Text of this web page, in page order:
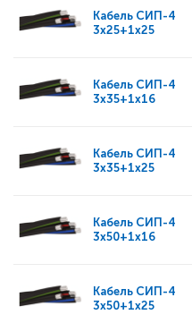
Кабель СИП-4
3x25+1x25
Кабель СИП-4
3x35+1x16
Кабель СИП-4
3x35+1x25
Кабель СИП-4
3x50+1x16
Кабель СИП-4
3x50+1x25